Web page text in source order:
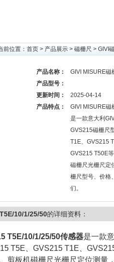
前位置： 首页 > 产品展示 > 磁栅尺 > GIVI
产品名称：
GIVI MISURE
产品型号：
更新时间：
2025-04-14
产品特点：
GIVI MISURE
是一款意大利
GVS215磁栅尺
T1E、GVS215
GVS215 T50E
磁栅尺光栅尺定
栅尺型号、价格
们。
10/1/25/50的详细资料：
T5E/10/1/25/50传感器是一款
T5E、GVS215 T1E、
剪板机磁栅尺光栅尺定位测量